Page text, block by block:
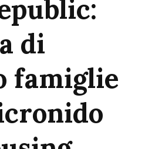
di
famiglie